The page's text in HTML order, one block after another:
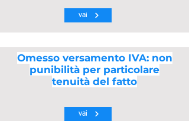
vai
Omesso versamento IVA: non
punibilità per particolare
tenuità del fatto
vai